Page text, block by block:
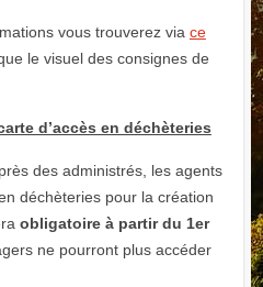
vous trouverez via ce
le visuel des consignes de
d’accès en déchèteries
des administrés, les agents
déchèteries pour la création
obligatoire à partir du 1er
ne pourront plus accéder